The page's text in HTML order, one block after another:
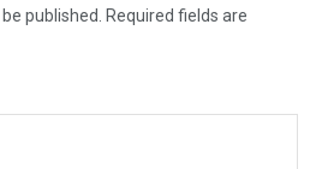
published.
Required fields are